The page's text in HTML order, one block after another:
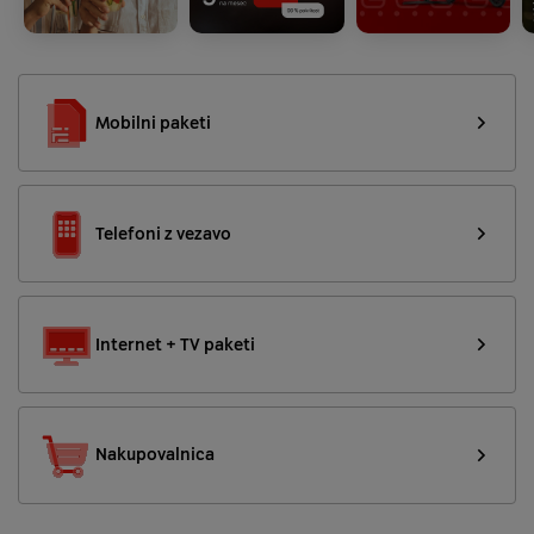
Mobilni paketi
Telefoni z vezavo
Internet + TV paketi
Nakupovalnica